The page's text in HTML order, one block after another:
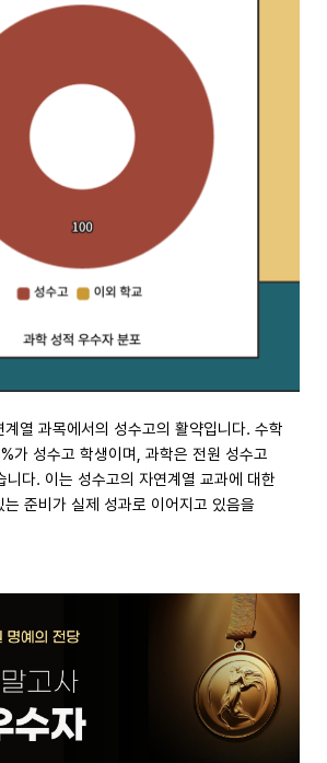
열 과목에서의 성수고의 활약입니다. 수학
가 성수고 학생이며, 과학은 전원 성수고
니다. 이는 성수고의 자연계열 교과에 대한
준비가 실제 성과로 이어지고 있음을